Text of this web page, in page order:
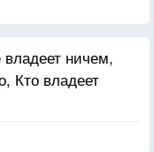
владеет ничем,
Кто владеет